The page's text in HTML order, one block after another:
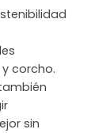
corcho.
sin